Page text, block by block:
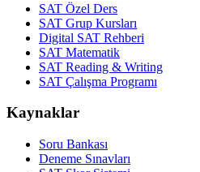
SAT Özel Ders
SAT Grup Kursları
Digital SAT Rehberi
SAT Matematik
SAT Reading & Writing
SAT Çalışma Programı
Kaynaklar
Soru Bankası
Deneme Sınavları